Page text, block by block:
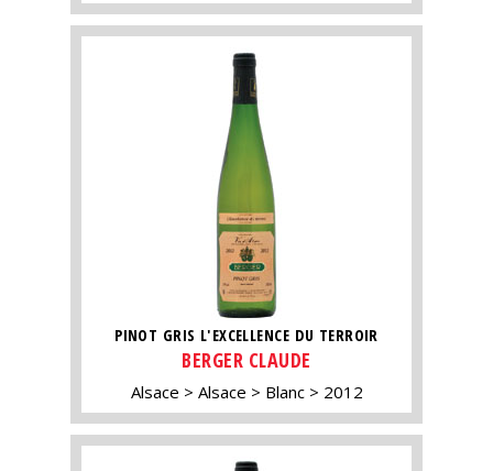
PINOT GRIS L'EXCELLENCE DU TERROIR
BERGER CLAUDE
Alsace Alsace Blanc 2012